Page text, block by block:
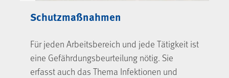
Schutzmaßnahmen
Für jeden Arbeitsbereich und jede Tätigkeit ist
eine Gefährdungsbeurteilung nötig. Sie
erfasst auch das Thema Infektionen und